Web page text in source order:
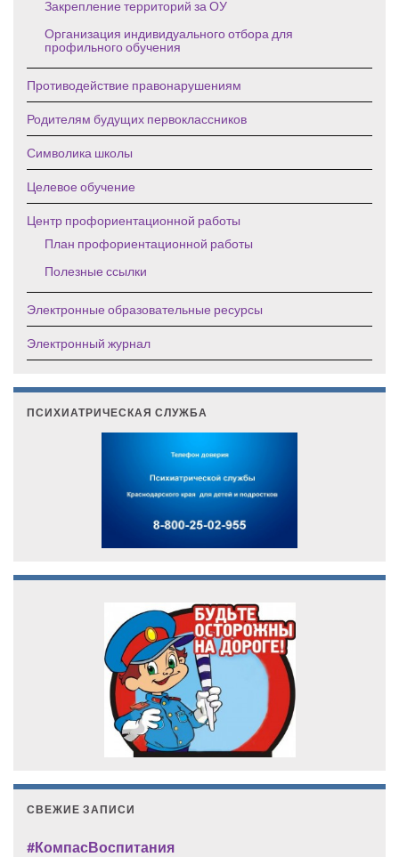
Закрепление территорий за ОУ
Организация индивидуального отбора для
профильного обучения
Противодействие правонарушениям
Родителям будущих первоклассников
Символика школы
Целевое обучение
Центр профориентационной работы
План профориентационной работы
Полезные ссылки
Электронные образовательные ресурсы
Электронный журнал
ПСИХИАТРИЧЕСКАЯ СЛУЖБА
СВЕЖИЕ ЗАПИСИ
#КомпасВоспитания